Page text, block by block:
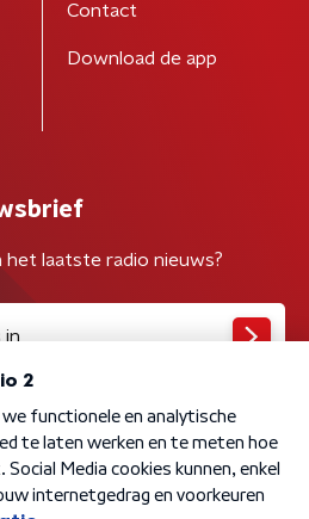
Contact
Download de app
laatste radio nieuws?